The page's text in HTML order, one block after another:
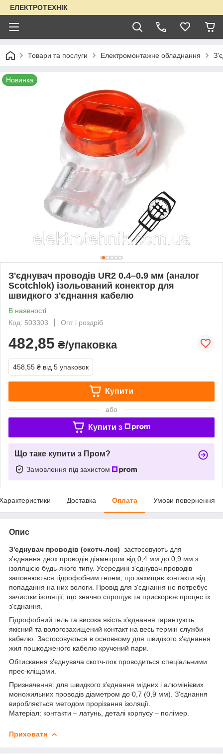
ЕЛЕКТРОТЕХНІК
Товари та послуги Електромонтажне обладнання
Новинка
З'єднувач проводів UR2 0.4–0.9 мм (аналог
Scotchlok) ізольований конектор для
швидкого з'єднання кабелю
В наявності
Код: 503303
Опт і роздріб
482,85 ₴/упаковка
458,55 ₴ від 5 упаковок
Купити
або
Купити з
Що таке купити з Пром?
Замовлення під захистом
Доставка Оплата Умови повернення
Опис
З'єднувач проводів (скотч-лок) застосовують для
з'єднання двох проводів діаметром від 0,4 мм до 0,9 мм з
ізоляцією будь-якого типу. Усередині з'єднувач проводів
заповнюється гідрофобним гелем, що захищає контакти від
попадання на них вологи. Провід для з'єднання не потребує
зачистки ізоляції, що значно спрощує та прискорює процес їх
з'єднання.
Гідрофобний гель та висока якість з'єднання гарантують
якісний та вологозахищений контакт на весь термін служби
кабелю. Застосовується в основному для швидкого з'єднання
жил пошкодженого кабелю кручений пари.
Обтискання з'єднувача скотч-лок проводиться спеціальними
прес-кліщами.
Призначення: для швидкого з'єднання мідних і алюмінієвих
моножильних проводів діаметром до 0,7 (0,9 мм). З'єднання
виробляється методом прорізання ізоляції.
Матеріал: контакти – латунь, деталі корпусу – полімер.
Приховати